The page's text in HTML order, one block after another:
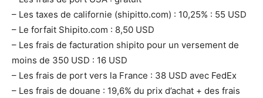
– Les taxes de californie (shipitto.com) : 10,25% : 55 USD
– Le forfait Shipito.com : 8,50 USD
– Les frais de facturation shipito pour un versement de
moins de 350 USD : 16 USD
– Les frais de port vers la France : 38 USD avec FedEx
– Les frais de douane : 19,6% du prix d’achat + des frais